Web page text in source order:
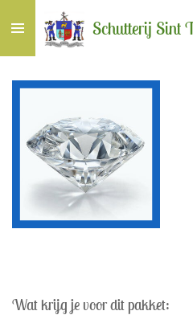
direct
naar
Schutterij Sint
Wat krijg je voor dit pakket: